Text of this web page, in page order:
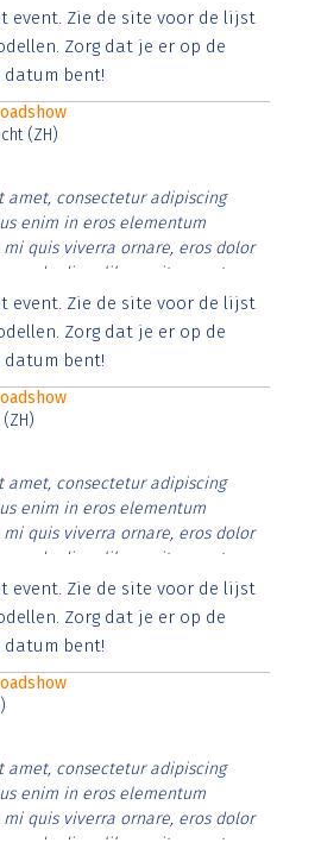
et justo cursus id rutrum lorem
vitae risus tristique posuere.
event. Zie de site voor de lijst
Zorg dat je er op de
bent!
(ZH)
amet, consectetur adipiscing
enim in eros elementum
mi quis viverra ornare, eros dolor
diam libero vitae erat.
et justo cursus id rutrum lorem
vitae risus tristique posuere.
event. Zie de site voor de lijst
Zorg dat je er op de
bent!
amet, consectetur adipiscing
enim in eros elementum
mi quis viverra ornare, eros dolor
diam libero vitae erat.
et justo cursus id rutrum lorem
vitae risus tristique posuere.
event. Zie de site voor de lijst
Zorg dat je er op de
bent!
amet, consectetur adipiscing
enim in eros elementum
mi quis viverra ornare, eros dolor
diam libero vitae erat.